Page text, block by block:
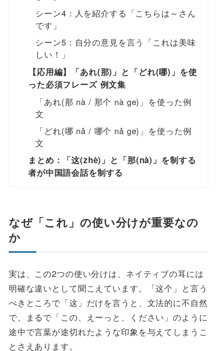
シーン4：人を紹介する「こちらは～さん
です」
シーン5：自分の意見を言う「これは美味
しい！」
【応用編】「あれ(那)」と「どれ(哪)」を使
った必須フレーズ 例文集
「あれ(那 nà / 那个 nà ge)」を使った例
文
「どれ(哪 nǎ / 哪个 nǎ ge)」を使った例
文
まとめ：「这(zhè)」と「那(nà)」を制する
者が中国語会話を制する
なぜ「これ」の使い分けが重要なの
か
実は、この2つの使い分けは、ネイティブの耳には
明確な違いとして聞こえています。「这个」と言う
べきところで「这」だけを言うと、文法的に不自然
で、まるで「この、えーっと、ください」のように
途中で言葉が途切れたような印象を与えてしまうこ
とさえあります。